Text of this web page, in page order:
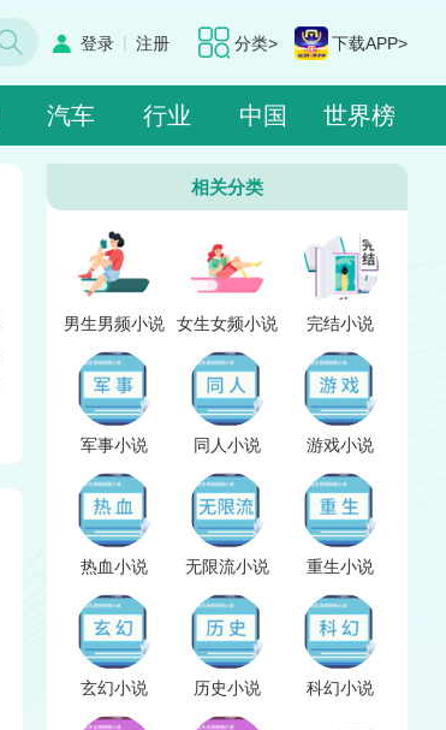
分类> 下载APP>
登录 | 注册
汽车 行业 中国 世界榜
相关分类
男生男频小说 女生女频小说 完结小说
军事小说 同人小说 游戏小说
热血小说 无限流小说 重生小说
玄幻小说 历史小说 科幻小说